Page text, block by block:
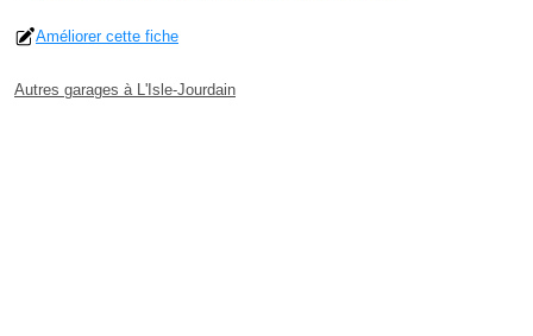
Améliorer cette fiche
Autres garages à L'Isle-Jourdain